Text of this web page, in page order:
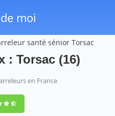
moi
santé sénior Torsac
: Torsac (16)
en France